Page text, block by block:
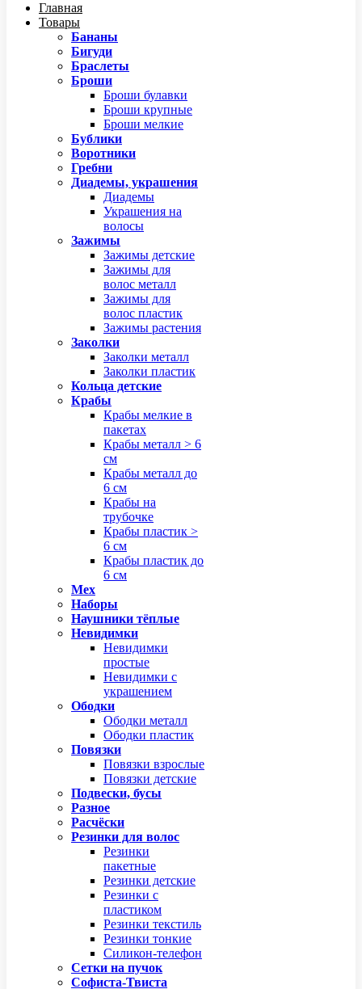
Главная
Товары
Бананы
Бигуди
Браслеты
Броши
Броши булавки
Броши крупные
Броши мелкие
Бублики
Воротники
Гребни
Диадемы, украшения
Диадемы
Украшения на
волосы
Зажимы
Зажимы детские
Зажимы для
волос металл
Зажимы для
волос пластик
Зажимы растения
Заколки
Заколки металл
Заколки пластик
Кольца детские
Крабы
Крабы мелкие в
пакетах
Крабы металл > 6
см
Крабы металл до
6 см
Крабы на
трубочке
Крабы пластик >
6 см
Крабы пластик до
6 см
Мех
Наборы
Наушники тёплые
Невидимки
Невидимки
простые
Невидимки с
украшением
Ободки
Ободки металл
Ободки пластик
Повязки
Повязки взрослые
Повязки детские
Подвески, бусы
Разное
Расчёски
Резинки для волос
Резинки
пакетные
Резинки детские
Резинки с
пластиком
Резинки текстиль
Резинки тонкие
Силикон-телефон
Сетки на пучок
Софиста-Твиста